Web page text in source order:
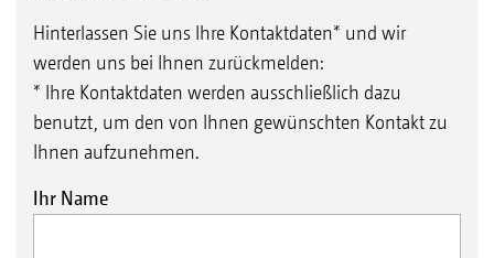
Hinterlassen Sie uns Ihre Kontaktdaten* und wir
werden uns bei Ihnen zurückmelden:
* Ihre Kontaktdaten werden ausschließlich dazu
benutzt, um den von Ihnen gewünschten Kontakt zu
Ihnen aufzunehmen.
Ihr Name